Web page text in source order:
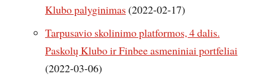
Klubo palyginimas (2022-02-17)
Tarpusavio skolinimo platformos, 4 dalis.
Paskolų Klubo ir Finbee asmeniniai portfeliai
(2022-03-06)